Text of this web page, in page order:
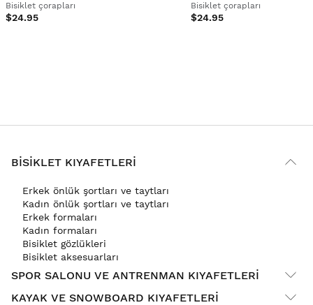
Bisiklet çorapları
$24.95
Bisiklet çorapları
$24.95
BISIKLET KIYAFETLERI
Erkek önlük şortları ve taytları
Kadın önlük şortları ve taytları
Erkek formaları
Kadın formaları
Bisiklet gözlükleri
Bisiklet aksesuarları
SPOR SALONU VE ANTRENMAN KIYAFETLERI
KAYAK VE SNOWBOARD KIYAFETLERI